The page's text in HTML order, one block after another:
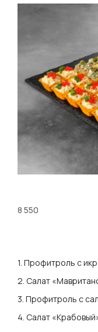
8 550
1. Профитроль с
2. Салат
3. Профитроль с
4. Салат